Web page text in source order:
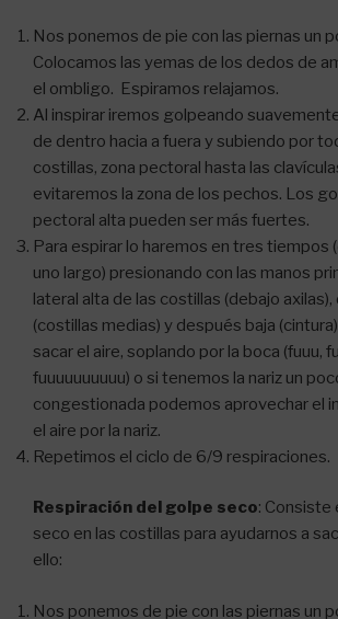
Nos ponemos de pie con las piernas un
Colocamos las yemas de los dedos de
el ombligo. Espiramos relajamos.
Al inspirar iremos golpeando
de dentro hacia a fuera y subiendo por
costillas, zona pectoral hasta las
evitaremos la zona de los pechos. Los
pectoral alta pueden ser más fuertes.
Para espirar lo haremos en tres tiempos
uno largo) presionando con las manos
lateral alta de las costillas (debajo
(costillas medias) y después baja
sacar el aire, soplando por la boca (fuuu,
fuuuuuuuuuu) o si tenemos la nariz un
congestionada podemos aprovechar el
el aire por la nariz.
Repetimos el ciclo de 6/9 respiraciones.
Respiración del golpe seco: Consiste
seco en las costillas para ayudarnos a
ello:
Nos ponemos de pie con las piernas un